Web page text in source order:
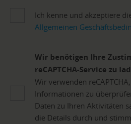
Ich kenne und akzeptiere
Allgemeinen
Wir benötigen Ihre
reCAPTCHA-Service zu
Wir verwenden
Informationen zu
Daten zu Ihren Aktivitäten
die Details durch und